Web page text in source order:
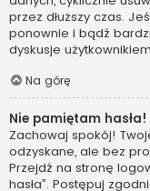
przez dłuższy czas.
ponownie i bądź
dyskusje
Na górę
Nie pamiętam hasła!
Zachowaj spokój!
odzyskane, ale bez
Przejdź na stronę
hasła”. Postępuj